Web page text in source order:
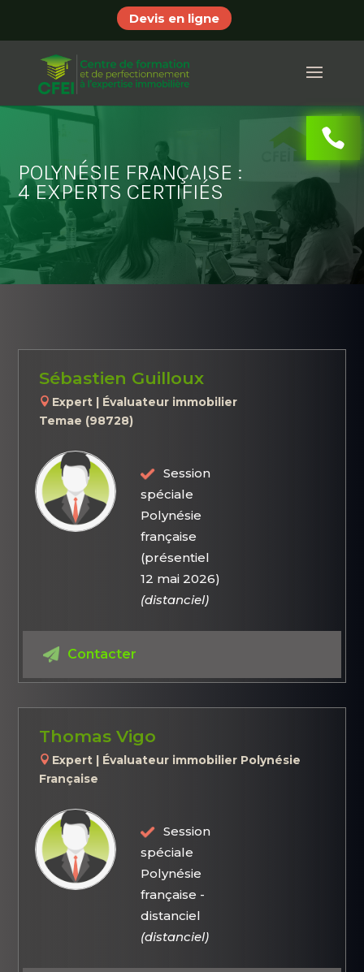
Devis en ligne
POLYNÉSIE FRANÇAISE :
4 EXPERTS CERTIFIÉS
Sébastien Guilloux
Expert | Évaluateur immobilier
Temae (98728)
Session
spéciale
Polynésie
française
(présentiel
12 mai 2026)
(distanciel)
Contacter
Thomas Vigo
Expert | Évaluateur immobilier Polynésie
Française
Session
spéciale
Polynésie
française -
distanciel
(distanciel)